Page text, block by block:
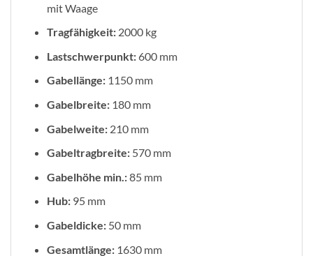
mit Waage
Tragfähigkeit:2000 kg
Lastschwerpunkt:600 mm
Gabellänge:1150 mm
Gabelbreite:180 mm
Gabelweite:210 mm
Gabeltragbreite:570 mm
Gabelhöhe min.:85 mm
Hub:95 mm
Gabeldicke:50 mm
Gesamtlänge:1630 mm